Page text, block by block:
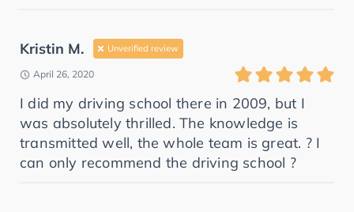
Kristin M. Unverified review
April 26, 2020
I did my driving school there in 2009, but I
was absolutely thrilled. The knowledge is
transmitted well, the whole team is great. ? I
can only recommend the driving school ?